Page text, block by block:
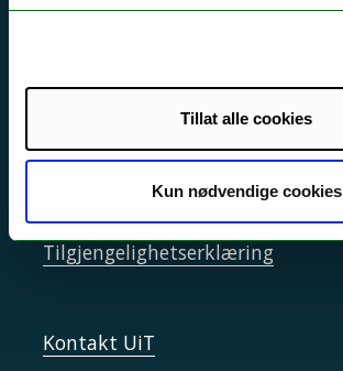
Tillat alle cookies
Kun nødvendige cookies
Akutt hjelp
Driftsmeldinger
Personvern ved UiT
Tilgjengelighetserklæring
Kontakt UiT